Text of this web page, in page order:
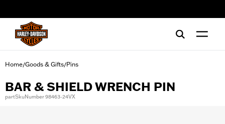
Home/Goods & Gifts/Pins
BAR & SHIELD WRENCH PIN
partSkuNumber 98463-24VX